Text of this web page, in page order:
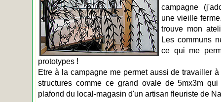
campagne
une vieille
trouve mon
Les communs
ce qui me
prototypes !
Etre à la campagne me permet aussi de travailler
structures comme ce grand ovale de 5mx3m
plafond du local-magasin d'un artisan fleuriste de